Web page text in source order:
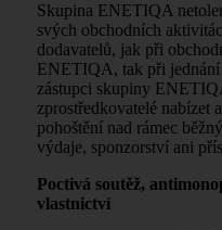
Skupina ENETIQA
svých obchodních
dodavatelů, jak při
ENETIQA, tak při
zástupci skupiny
zprostředkovatelé nabízet
pohoštění nad rámec
výdaje, sponzorství ani
Poctivá soutěž,
vlastnictví